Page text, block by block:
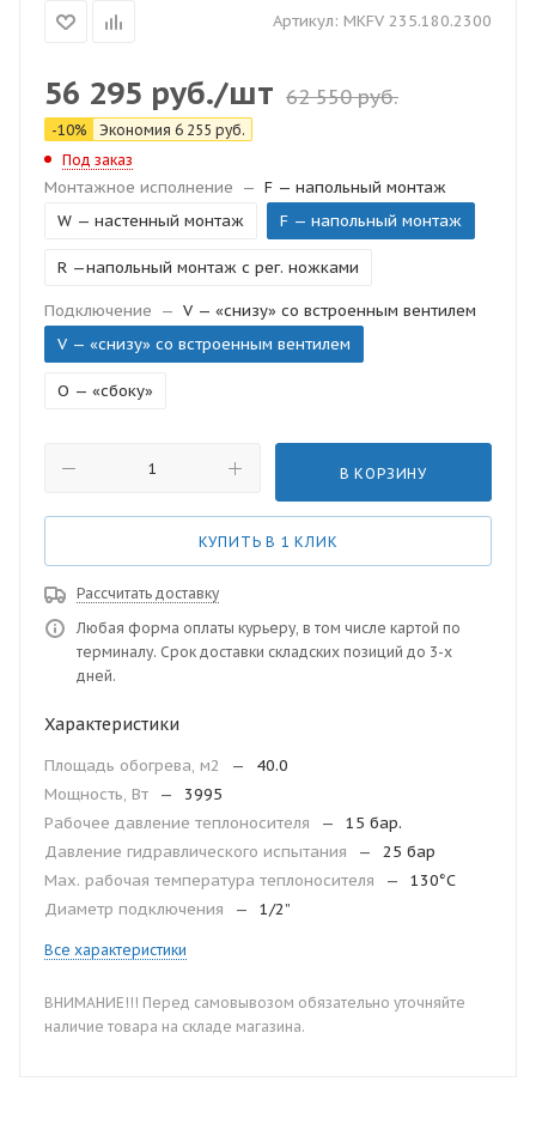
Артикул: MKFV 235.180.2300
56 295 руб./шт 62 550руб.
-10% Экономия 6 255 руб.
Под заказ
Монтажное исполнение — F — напольный монтаж
W — настенный монтаж
F — напольный монтаж
R —напольный монтаж с рег. ножками
Подключение — V — «снизу» со встроенным вентилем
V — «снизу» со встроенным вентилем
O — «сбоку»
В КОРЗИНУ
КУПИТЬ В 1 КЛИК
Рассчитать доставку
Любая форма оплаты курьеру, в том числе картой по
терминалу. Срок доставки складских позиций до 3-х
дней.
Характеристики
Площадь обогрева, м2 —
40.0
Мощность, Вт
—
3995
Рабочее давление теплоносителя
—
15 бар.
Давление гидравлического испытания
—
25 бар
Мax. рабочая температура теплоносителя
—
130°С
Диаметр подключения
— 1/2”
Все характеристики
ВНИМАНИЕ!!! Перед самовывозом обязательно уточняйте
наличие товара на складе магазина.